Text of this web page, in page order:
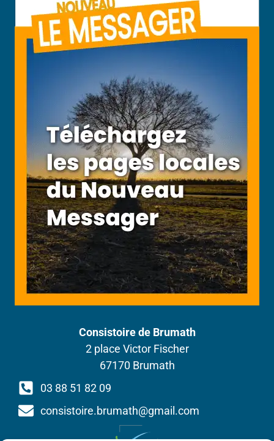
Consistoire de Brumath
2 place Victor Fischer
67170 Brumath
03 88 51 82 09
consistoire.brumath@gmail.com